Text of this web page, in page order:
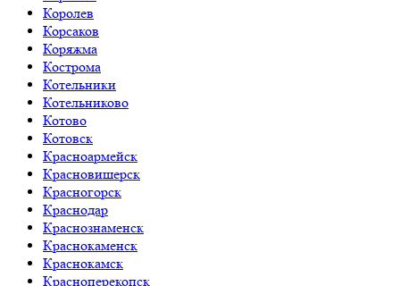
Королев
Корсаков
Коряжма
Кострома
Котельники
Котельниково
Котово
Котовск
Красноармейск
Красновишерск
Красногорск
Краснодар
Краснознаменск
Краснокаменск
Краснокамск
Красноперекопск